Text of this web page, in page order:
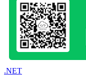
.NET